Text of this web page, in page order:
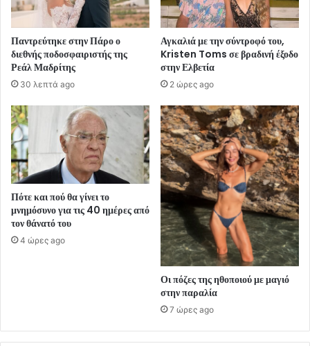
Παντρεύτηκε στην Πάρο ο
διεθνής ποδοσφαιριστής της
Ρεάλ Μαδρίτης
30 λεπτά ago
Αγκαλιά με την σύντροφό του,
Kristen Toms σε βραδινή έξοδο
στην Ελβετία
2 ώρες ago
Πότε και πού θα γίνει το
μνημόσυνο για τις 40 ημέρες από
τον θάνατό του
4 ώρες ago
Οι πόζες της ηθοποιού με μαγιό
στην παραλία
7 ώρες ago